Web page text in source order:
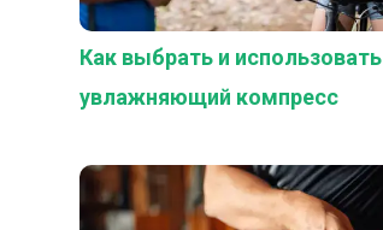
Как выбрать и использовать
увлажняющий компресс